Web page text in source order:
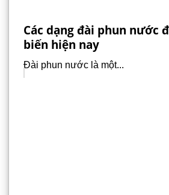
Các dạng đài phun nước
biến hiện nay
Đài phun nước là một...